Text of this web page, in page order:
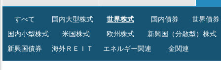
すべて 国内大型株式 世界株式 国内債券
世界債
国内小型株式
米国株式 欧州株式
新興国（分散型）株式
新興国債券
海外ＲＥＩＴ エネルギー関連 金関連